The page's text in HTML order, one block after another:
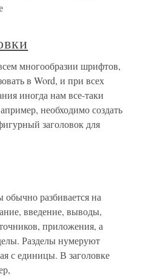
многообразии шрифтов,
в Word, и при всех
иногда нам все-таки
необходимо создать
заголовок для
обычно разбивается на
введение, выводы,
приложения, а
Разделы нумеруют
с единицы. В заголовке